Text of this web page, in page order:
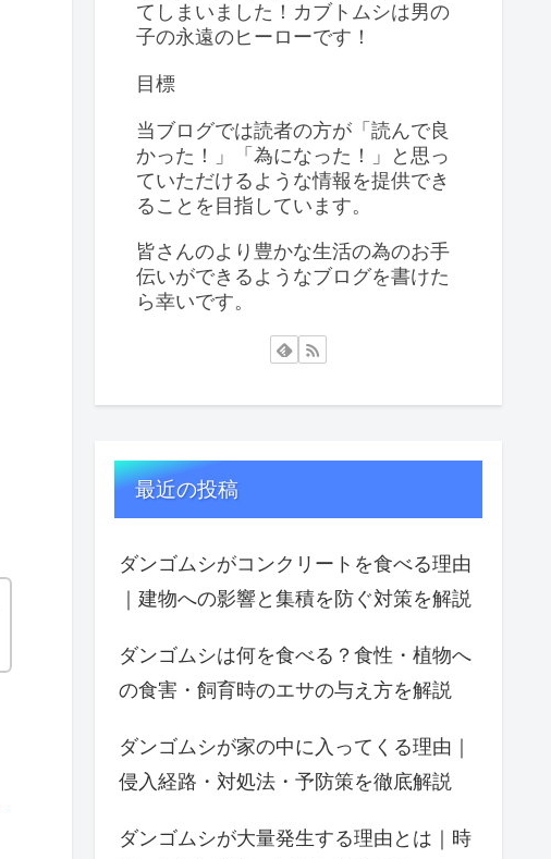
てしまいました！カブトムシは男の
子の永遠のヒーローです！
目標
当ブログでは読者の方が「読んで良
かった！」「為になった！」と思っ
ていただけるような情報を提供でき
ることを目指しています。
皆さんのより豊かな生活の為のお手
伝いができるようなブログを書けた
ら幸いです。
最近の投稿
ダンゴムシがコンクリートを食べる理由
｜建物への影響と集積を防ぐ対策を解説
ダンゴムシは何を食べる？食性・植物へ
の食害・飼育時のエサの与え方を解説
ダンゴムシが家の中に入ってくる理由｜
侵入経路・対処法・予防策を徹底解説
ダンゴムシが大量発生する理由とは｜時